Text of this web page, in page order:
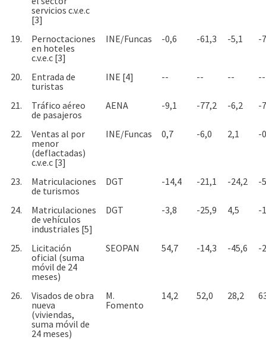
servicios c.v.e.c
[3]
19.
Pernoctaciones
en hoteles
c.v.e.c [3]
INE/Funcas -0,6 -61,3 -5,1 -
20.
Entrada de
turistas
INE [4] -- -- -- --
21.
Tráfico aéreo
de pasajeros
AENA -9,1 -77,2 -6,2 -
22.
Ventas al por
menor
(deflactadas)
c.v.e.c [3]
INE/Funcas 0,7 -6,0 2,1 -
23.
Matriculaciones
de turismos
DGT -14,4 -21,1 -24,2 -
24.
Matriculaciones
de vehículos
industriales [5]
DGT -3,8 -25,9 4,5 -
25.
Licitación
oficial (suma
móvil de 24
meses)
SEOPAN 54,7 -14,3 -45,6 -
26.
Visados de obra
nueva
(viviendas,
suma móvil de
24 meses)
M.
Fomento
14,2 52,0 28,2